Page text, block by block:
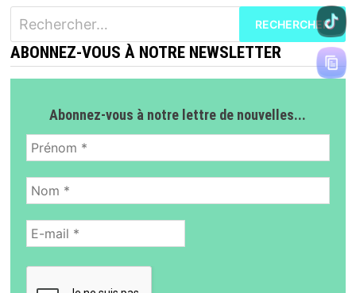
Rechercher :
ABONNEZ-VOUS À NOTRE NEWSLETTER
Abonnez-vous à notre lettre de nouvelles...